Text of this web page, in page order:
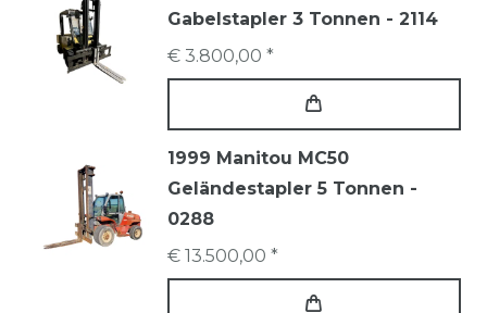
Gabelstapler 3 Tonnen - 2114
€ 3.800,00 *
1999 Manitou MC50
Geländestapler 5 Tonnen -
0288
€ 13.500,00 *